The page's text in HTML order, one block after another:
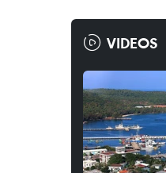
VIDEOS